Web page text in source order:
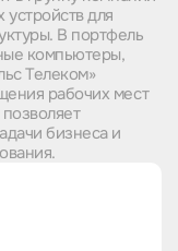
устройств для
В портфель
компьютеры,
Телеком»
рабочих мест
бизнеса и